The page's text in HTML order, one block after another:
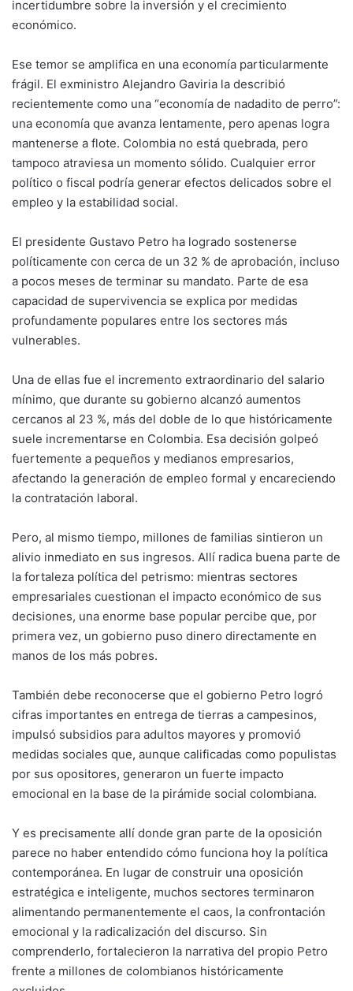
incertidumbre sobre la inversión y el crecimiento
económico.
Ese temor se amplifica en una economía particularmente
frágil. El exministro Alejandro Gaviria la describió
recientemente como una “economía de nadadito de perro”:
una economía que avanza lentamente, pero apenas logra
mantenerse a flote. Colombia no está quebrada, pero
tampoco atraviesa un momento sólido. Cualquier error
político o fiscal podría generar efectos delicados sobre el
empleo y la estabilidad social.
El presidente Gustavo Petro ha logrado sostenerse
políticamente con cerca de un 32 % de aprobación, incluso
a pocos meses de terminar su mandato. Parte de esa
capacidad de supervivencia se explica por medidas
profundamente populares entre los sectores más
vulnerables.
Una de ellas fue el incremento extraordinario del salario
mínimo, que durante su gobierno alcanzó aumentos
cercanos al 23 %, más del doble de lo que históricamente
suele incrementarse en Colombia. Esa decisión golpeó
fuertemente a pequeños y medianos empresarios,
afectando la generación de empleo formal y encareciendo
la contratación laboral.
Pero, al mismo tiempo, millones de familias sintieron un
alivio inmediato en sus ingresos. Allí radica buena parte de
la fortaleza política del petrismo: mientras sectores
empresariales cuestionan el impacto económico de sus
decisiones, una enorme base popular percibe que, por
primera vez, un gobierno puso dinero directamente en
manos de los más pobres.
También debe reconocerse que el gobierno Petro logró
cifras importantes en entrega de tierras a campesinos,
impulsó subsidios para adultos mayores y promovió
medidas sociales que, aunque calificadas como populistas
por sus opositores, generaron un fuerte impacto
emocional en la base de la pirámide social colombiana.
Y es precisamente allí donde gran parte de la oposición
parece no haber entendido cómo funciona hoy la política
contemporánea. En lugar de construir una oposición
estratégica e inteligente, muchos sectores terminaron
alimentando permanentemente el caos, la confrontación
emocional y la radicalización del discurso. Sin
comprenderlo, fortalecieron la narrativa del propio Petro
frente a millones de colombianos históricamente